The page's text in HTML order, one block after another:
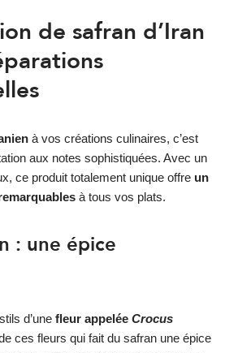
de safran d’Iran
à vos créations culinaires, c’est
aux notes sophistiquées. Avec un
ce produit totalement unique offre un
à tous vos plats.
: une épice
d’une fleur appelée Crocus
ces fleurs qui fait du safran une épice